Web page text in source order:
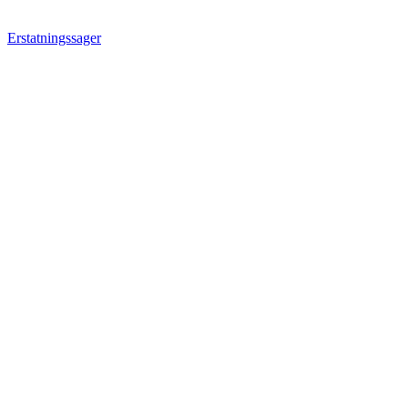
Erstatningssager